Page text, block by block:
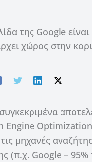
της Google
χώρος στην
Engine
μηχανές
(π.χ. Google –